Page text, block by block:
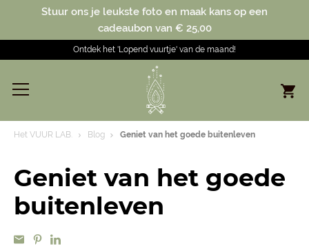
Stuur ons je leukste foto en maak kans op een
cadeaubon van € 25,00
Ontdek het 'Lopend vuurtje' van de maand!
Het VUUR LAB. Blog Geniet van het goede buitenleven
Geniet van het goede
buitenleven